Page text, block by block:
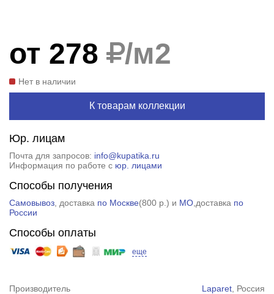
от 278 /м2
Нет в наличии
К товарам коллекции
Юр. лицам
Почта для запросов: info@kupatika.ru
Информация по работе с юр. лицами
Способы получения
Самовывоз, доставка по Москве(800 р. ) и МО,доставка по
России
Способы оплаты
еще
Производитель Laparet , Россия